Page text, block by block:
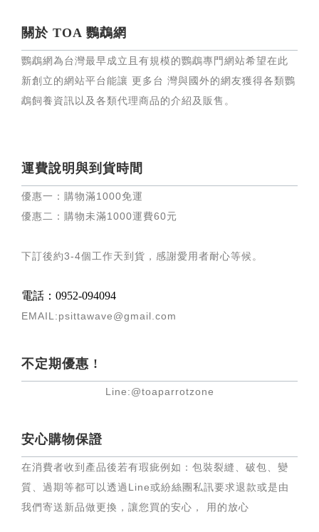
關於 TOA 鸚鵡網
鸚鵡網為台灣最早成立且有規模的鸚鵡專門網站希望在此
新創立的網站平台能讓 更多台 灣與國外的網友獲得各類鸚
鵡飼養資訊以及各類代理商品的介紹及販售。
運費說明與到貨時間
優惠一：購物滿1000免運
優惠二：購物未滿1000運費60元
下訂後約3-4個工作天到貨，感謝愛用者耐心等候 。
電話：0952-094094
EMAIL:psittawave@gmail.com
不定期優惠 !
Line:@toaparrotzone
安心購物保證
在消費者收到產品後若有瑕疵例如：包裝裂縫、破包、變
質、過期等都可以透過Line或紛絲團私訊要求退款或是由
我們寄送新品做更換，讓您買的安心， 用的放心